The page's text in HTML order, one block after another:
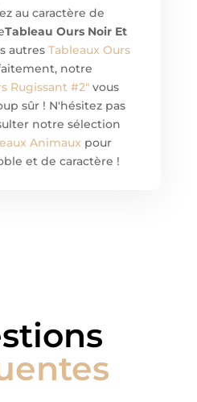
au caractère de
Tableau Ours Noir Et
autres Tableaux Ours
notre
Rugissant #2"vous
sûr ! N'hésitez pas
notre sélection
Animaux pour
et de caractère !